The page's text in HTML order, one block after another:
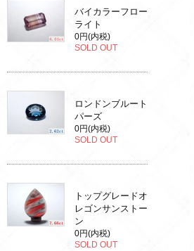
バイカラーフロー
ライト
0円(内税)
SOLD OUT
ロンドンブルート
パーズ
0円(内税)
SOLD OUT
トップグレードオ
レゴンサンストー
ン
0円(内税)
SOLD OUT